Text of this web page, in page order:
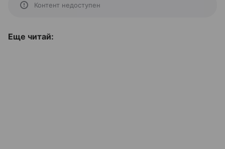
Контент недоступен
Еще читай: